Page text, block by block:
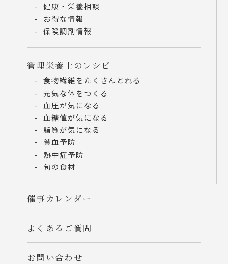
健康・栄養相談
お得な情報
保険調剤情報
管理栄養士のレシピ
食物繊維をたくさんとれる
元気な体をつくる
血圧が気になる
血糖値が気になる
脂質が気になる
貧血予防
熱中症予防
旬の食材
催事カレンダー
よくあるご質問
お問い合わせ